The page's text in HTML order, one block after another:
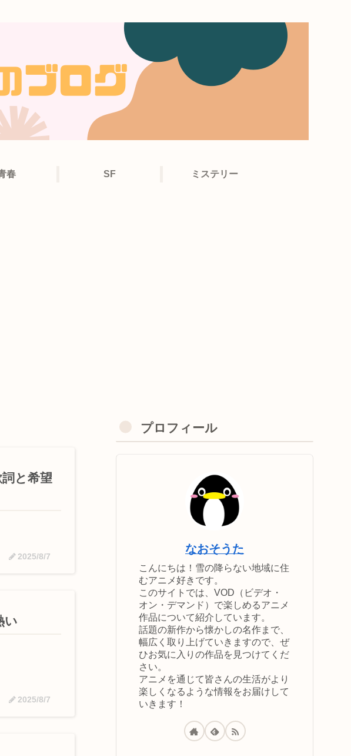
春 SF ミステリー
と希望
2025/8/7
い
2025/8/7
プロフィール
なおそうた
こんにちは！雪の降らない地域に住
むアニメ好きです。
このサイトでは、VOD（ビデオ・
オン・デマンド）で楽しめるアニメ
作品について紹介しています。
話題の新作から懐かしの名作まで、
幅広く取り上げていきますので、ぜ
ひお気に入りの作品を見つけてくだ
さい。
アニメを通じて皆さんの生活がより
楽しくなるような情報をお届けして
いきます！